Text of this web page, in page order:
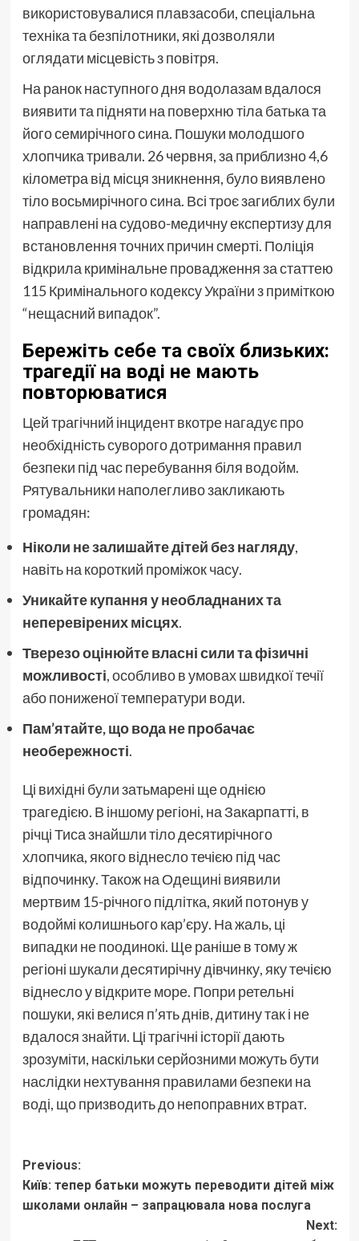
використовувалися плавзасоби, спеціальна
техніка та безпілотники, які дозволяли
оглядати місцевість з повітря.
На ранок наступного дня водолазам вдалося
виявити та підняти на поверхню тіла батька та
його семирічного сина. Пошуки молодшого
хлопчика тривали. 26 червня, за приблизно 4,6
кілометра від місця зникнення, було виявлено
тіло восьмирічного сина. Всі троє загиблих були
направлені на судово-медичну експертизу для
встановлення точних причин смерті. Поліція
відкрила кримінальне провадження за статтею
115 Кримінального кодексу України з приміткою
“нещасний випадок”.
Бережіть себе та своїх близьких:
трагедії на воді не мають
повторюватися
Цей трагічний інцидент вкотре нагадує про
необхідність суворого дотримання правил
безпеки під час перебування біля водойм.
Рятувальники наполегливо закликають
громадян:
Ніколи не залишайте дітей без нагляду,
навіть на короткий проміжок часу.
Уникайте купання у необладнаних та
неперевірених місцях.
Тверезо оцінюйте власні сили та фізичні
можливості, особливо в умовах швидкої течії
або пониженої температури води.
Пам’ятайте, що вода не пробачає
необережності.
Ці вихідні були затьмарені ще однією
трагедією. В іншому регіоні, на Закарпатті, в
річці Тиса знайшли тіло десятирічного
хлопчика, якого віднесло течією під час
відпочинку. Також на Одещині виявили
мертвим 15-річного підлітка, який потонув у
водоймі колишнього кар’єру. На жаль, ці
випадки не поодинокі. Ще раніше в тому ж
регіоні шукали десятирічну дівчинку, яку течією
віднесло у відкрите море. Попри ретельні
пошуки, які велися п’ять днів, дитину так і не
вдалося знайти. Ці трагічні історії дають
зрозуміти, наскільки серйозними можуть бути
наслідки нехтування правилами безпеки на
воді, що призводить до непоправних втрат.
Post
navigation
Previous:
Київ: тепер батьки можуть переводити дітей між
школами онлайн – запрацювала нова послуга
Next: